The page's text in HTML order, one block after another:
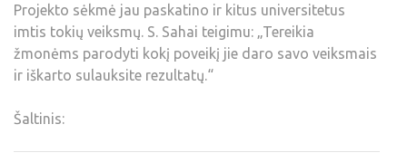
Projekto sėkmė jau paskatino ir kitus universitetus
imtis tokių veiksmų. S. Sahai teigimu: „Tereikia
žmonėms parodyti kokį poveikį jie daro savo veiksmais
ir iškarto sulauksite rezultatų.“
Šaltinis: